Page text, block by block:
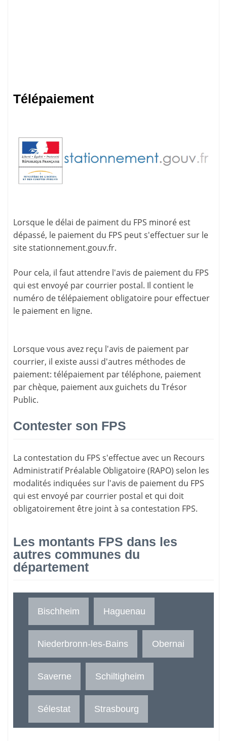
Télépaiement
Lorsque le délai de paiment du FPS minoré est
dépassé, le paiement du FPS peut s'effectuer sur le
sitestationnement.gouv.fr.
Pour cela, il faut attendre l'avis de paiement du FPS
qui est envoyé par courrier postal. Il contient le
numéro de télépaiement obligatoire pour effectuer
le paiement en ligne.
Lorsque vous avez reçu l'avis de paiement par
courrier, il existe aussi d'autres méthodes de
paiement: télépaiement par téléphone, paiement
par chèque, paiement aux guichets du Trésor
Public.
Contester son FPS
La contestation du FPS s'effectue avec un Recours
Administratif Préalable Obligatoire (RAPO) selon les
modalités indiquées sur l'avis de paiement du FPS
qui est envoyé par courrier postal et qui doit
obligatoirement être joint à sa contestation FPS.
Les montants FPS dans les
autres communes du
département
Bischheim Haguenau
Niederbronn-les-Bains Obernai
Saverne Schiltigheim
Sélestat Strasbourg